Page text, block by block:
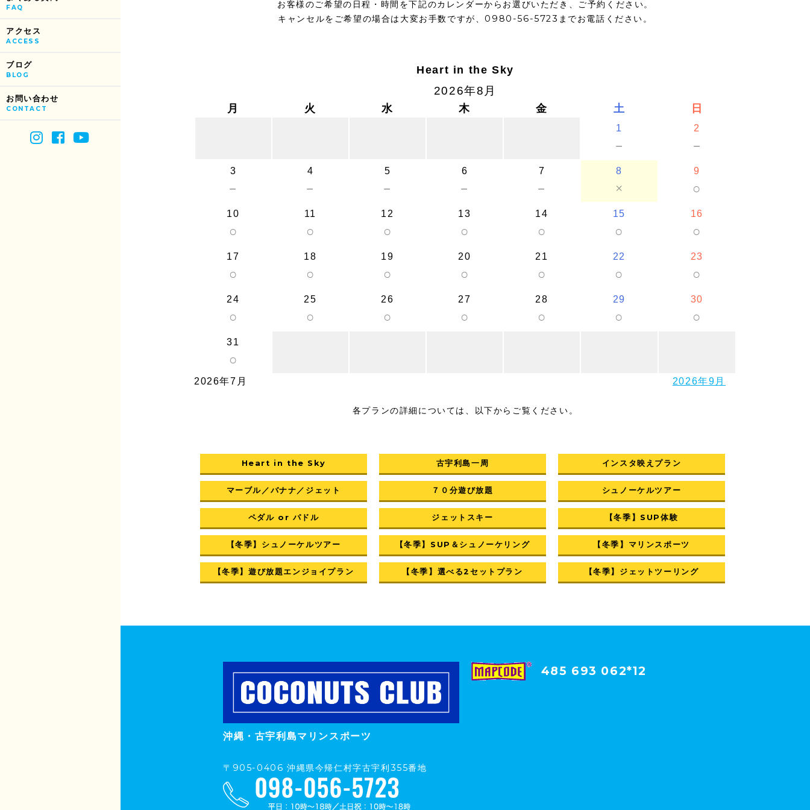
FAQ
アクセス
ACCESS
ブログ
BLOG
お問い合わせ
CONTACT
お客様のご希望の日程・時間を下記のカレンダーからお選びいただき、ご予約ください。
キャンセルをご希望の場合は大変お手数ですが、0980-56-5723までお電話ください。
Heart in the Sky
2026年8月
月 火 水 木 金 土 日
1
－
2
－
3
－
4
－
5
－
6
－
7
－
8
×
9
○
10
○
11
○
12
○
13
○
14
○
15
○
16
○
17
○
18
○
19
○
20
○
21
○
22
○
23
○
24
○
25
○
26
○
27
○
28
○
29
○
30
○
31
○
2026年7月 2026年9月
各プランの詳細については、以下からご覧ください。
Heart in the Sky 古宇利島一周 インスタ映えプラン
マーブル／バナナ／ジェット ７０分遊び放題 シュノーケルツアー
ペダル or パドル ジェットスキー 【冬季】SUP体験
【冬季】シュノーケルツアー 【冬季】SUP＆シュノーケリング 【冬季】マリンスポーツ
【冬季】遊び放題エンジョイプラン 【冬季】選べる2セットプラン 【冬季】ジェットツーリング
沖縄・古宇利島マリンスポーツ
〒905-0406 沖縄県今帰仁村字古宇利355番地
485 693 062*12